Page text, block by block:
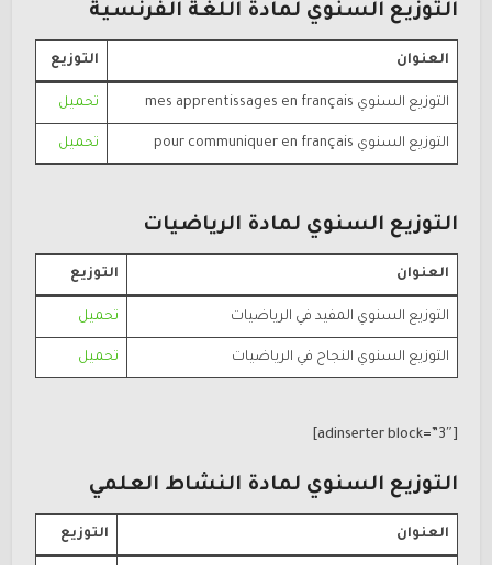
التوزيع السنوي لمادة اللغة الفرنسية
العنوان التوزيع
التوزيع السنوي mes apprentissages en français تحميل
التوزيع السنوي pour communiquer en français تحميل
التوزيع السنوي لمادة الرياضيات
العنوان التوزيع
التوزيع السنوي المفيد في الرياضيات تحميل
التوزيع السنوي النجاح في الرياضيات تحميل
[adinserter block=”3″]
التوزيع السنوي لمادة النشاط العلمي
العنوان التوزيع